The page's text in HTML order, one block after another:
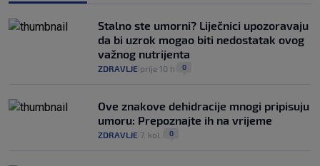
Stalno ste umorni? Liječnici upozoravaju
da bi uzrok mogao biti nedostatak ovog
važnog nutrijenta
ZDRAVLJE prije 10 h 0
Ove znakove dehidracije mnogi pripisuju
umoru: Prepoznajte ih na vrijeme
ZDRAVLJE 7. kol. 0